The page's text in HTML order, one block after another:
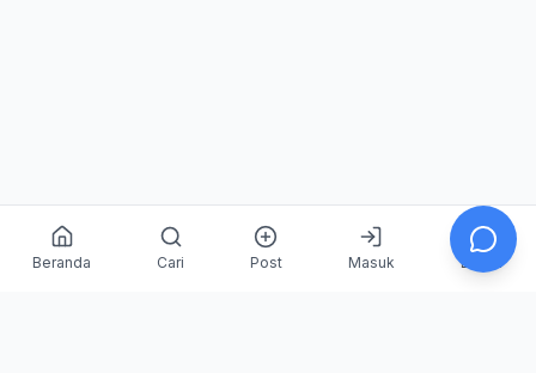
Beranda Cari Post Masuk Daftar